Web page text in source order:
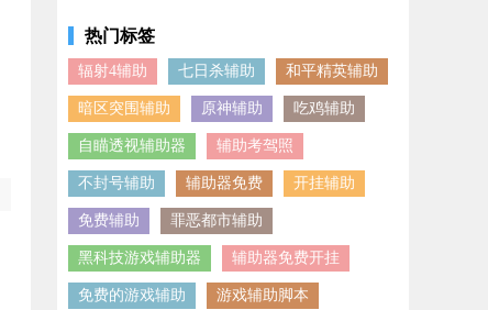
热门标签
辐射4辅助 七日杀辅助 和平精英辅助
暗区突围辅助 原神辅助 吃鸡辅助
自瞄透视辅助器 辅助考驾照
不封号辅助 辅助器免费 开挂辅助
免费辅助 罪恶都市辅助
黑科技游戏辅助器 辅助器免费开挂
免费的游戏辅助 游戏辅助脚本